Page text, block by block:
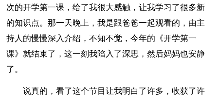
次的开学第一课，给了我很大感触，让我学习了很多新
的知识点。那一天晚上，我是跟爸爸一起观看的，由主
持人的慢慢深入介绍，不知不觉，今年的《开学第一
课》就结束了，这一刻我陷入了深思，然后妈妈也安静
了。
说真的，看了这个节目让我明白了许多，收获了许